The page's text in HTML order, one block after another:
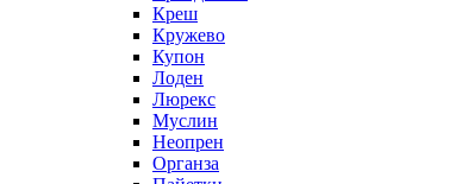
Креш
Кружево
Купон
Лоден
Люрекс
Муслин
Неопрен
Органза